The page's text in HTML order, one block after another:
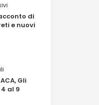
di
e nuovi
Gli
al 9